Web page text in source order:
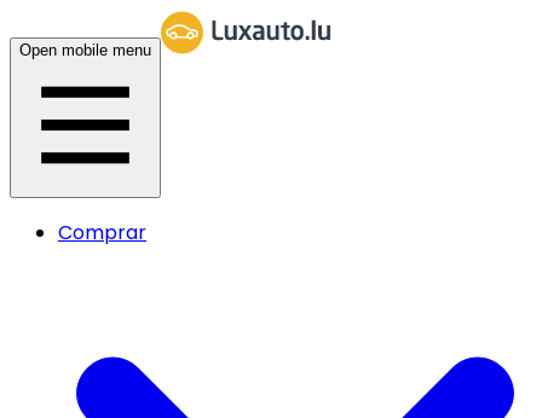
Open mobile menu
Comprar